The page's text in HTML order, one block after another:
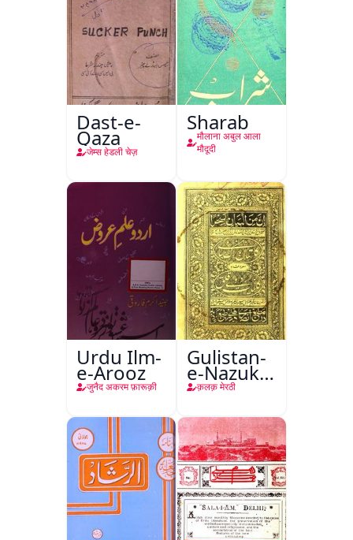
Dast-e-
Qaza
जेम्स हेडली चेज़
Sharab
मौलाना अबुल आला
मौदूदी
Urdu Ilm-
e-Arooz
जुनैद अकरम फ़ारूक़ी
Gulistan-
e-Nazuk
Khayal
क़लक़ मेरठी